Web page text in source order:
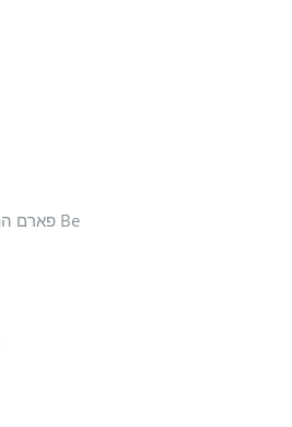
Be פארם התחנה המרכזית החדשה